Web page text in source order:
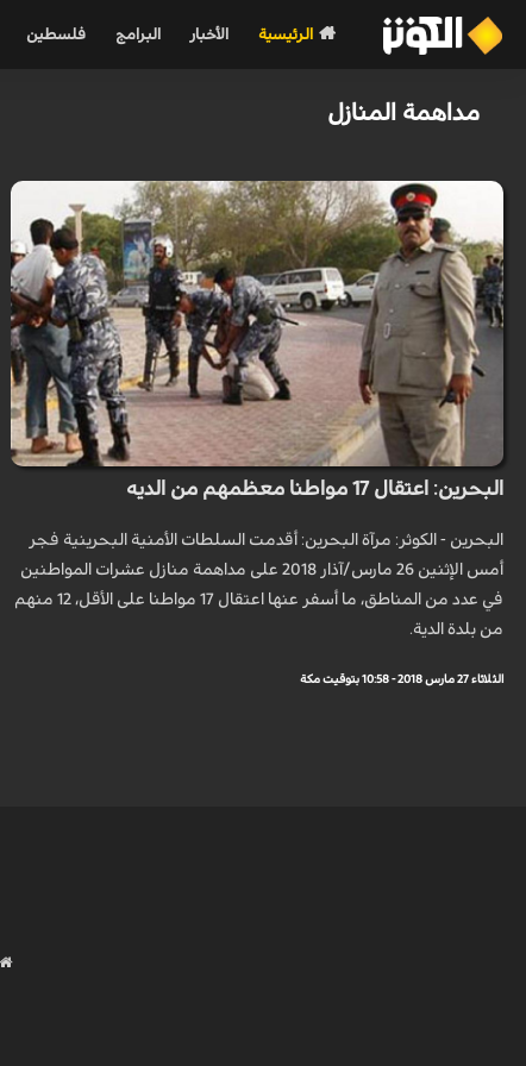
الرئيسية الأخبار البرامج فلسطين
مداهمة المنازل
البحرين: اعتقال 17 مواطنا معظمهم من الديه
البحرين - الكوثر: مرآة البحرين: أقدمت السلطات الأمنية البحرينية فجر
أمس الإثنين 26 مارس/آذار 2018 على مداهمة منازل عشرات المواطنين
في عدد من المناطق، ما أسفر عنها اعتقال 17 مواطنا على الأقل، 12 منهم
من بلدة الدية.
الثلاثاء 27 مارس 2018 - 10:58 بتوقيت مكة